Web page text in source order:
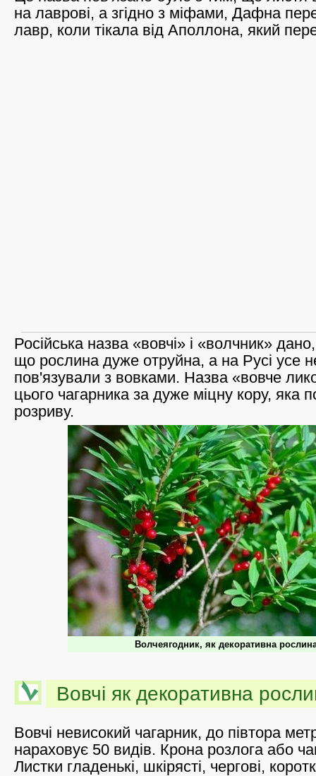
на лаврові, а згідно з міфами, Дафна
лавр, коли тікала від Аполлона, який
Російська назва «вовчі» і «волчник»
що рослина дуже отруйна, а на Русі усе
пов'язували з вовками. Назва «вовче
цього чагарника за дуже міцну кору, яка
розриву.
Волчеягодник, як декоративна
Вовчі як декоративна
Вовчі невисокий чагарник, до півтора
нараховує 50 видів. Крона розлога або
Листки гладенькі, шкірясті, чергові,